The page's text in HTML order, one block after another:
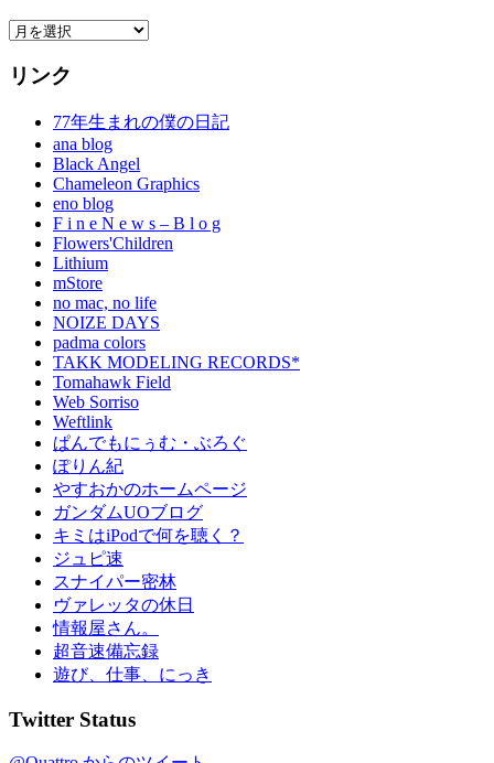
Archives
リンク
77年生まれの僕の日記
ana blog
Black Angel
Chameleon Graphics
eno blog
F i n e N e w s – B l o g
Flowers'Children
Lithium
mStore
no mac, no life
NOIZE DAYS
padma colors
TAKK MODELING RECORDS*
Tomahawk Field
Web Sorriso
Weftlink
ぱんでもにぅむ・ぶろぐ
ぽりん紀
やすおかのホームページ
ガンダムUOブログ
キミはiPodで何を聴く？
ジュピ速
スナイパー密林
ヴァレッタの休日
情報屋さん。
超音速備忘録
遊び、仕事、にっき
Twitter Status